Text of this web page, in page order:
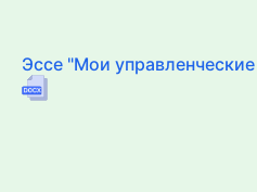
Эссе "Мои